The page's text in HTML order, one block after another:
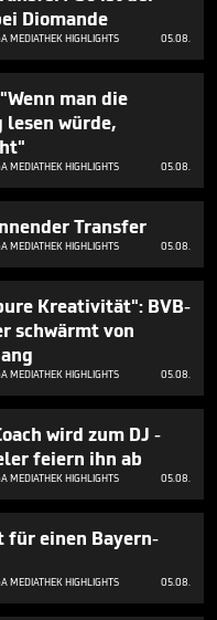
Diomande
MEDIATHEK HIGHLIGHTS 05.08.
man die
lesen würde,
MEDIATHEK HIGHLIGHTS 05.08.
Transfer
MEDIATHEK HIGHLIGHTS 05.08.
Kreativität": BVB-
schwärmt von
MEDIATHEK HIGHLIGHTS 05.08.
wird zum DJ -
feiern ihn ab
MEDIATHEK HIGHLIGHTS 05.08.
für einen Bayern-
MEDIATHEK HIGHLIGHTS 05.08.